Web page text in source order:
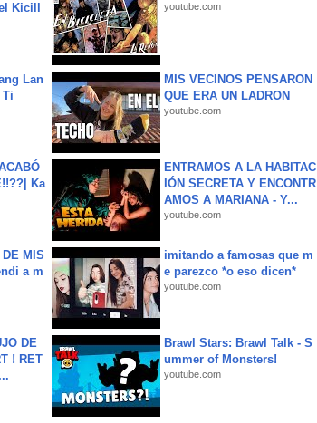
Kicill
youtube.com
Lan
Ti
MIS VECINOS PENSARON
QUE ERA UN LADRON
youtube.com
Ka
ENTRAMOS A LA HABITAC
IÓN SECRETA Y ENCONTR
AMOS A MARIANA - Y...
youtube.com
MIS
a m
imitando a famosas que m
e parezco *o eso dicen*
youtube.com
DE
! RET
Brawl Stars: Brawl Talk - S
ummer of Monsters!
youtube.com